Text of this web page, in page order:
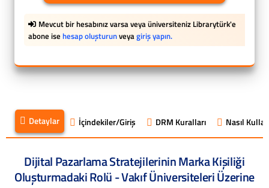
Mevcut bir hesabınız varsa veya üniversiteniz Librarytürk'e
abone ise hesap oluşturunveyagiriş yapın.
Detaylar İçindekiler/Giriş DRM Kuralları Nasıl
Dijital Pazarlama Stratejilerinin Marka Kişiliği
Oluşturmadaki Rolü - Vakıf Üniversiteleri Üzerine